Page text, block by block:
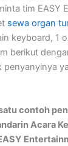
tim EASY
sewa organ
keyboard, 1
berikut
penyanyinya
contoh
Acara